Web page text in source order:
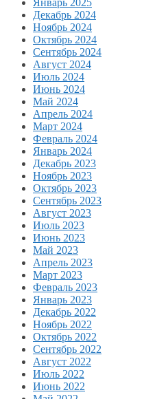
Январь 2025
Декабрь 2024
Ноябрь 2024
Октябрь 2024
Сентябрь 2024
Август 2024
Июль 2024
Июнь 2024
Май 2024
Апрель 2024
Март 2024
Февраль 2024
Январь 2024
Декабрь 2023
Ноябрь 2023
Октябрь 2023
Сентябрь 2023
Август 2023
Июль 2023
Июнь 2023
Май 2023
Апрель 2023
Март 2023
Февраль 2023
Январь 2023
Декабрь 2022
Ноябрь 2022
Октябрь 2022
Сентябрь 2022
Август 2022
Июль 2022
Июнь 2022